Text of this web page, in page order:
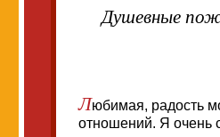
Душевные
Любимая, радость
отношений. Я очень